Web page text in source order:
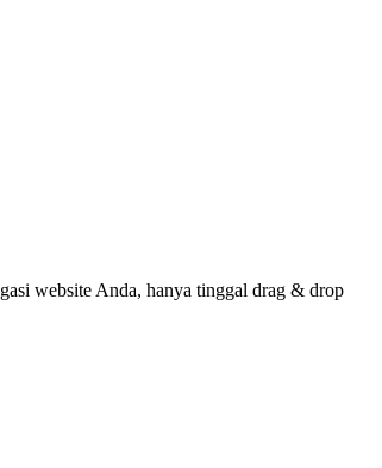
website Anda, hanya tinggal drag & drop